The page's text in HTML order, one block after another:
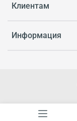
Клиентам
Информация